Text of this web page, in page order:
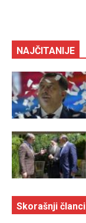
NAJČITANIJE
Skorašnji članci